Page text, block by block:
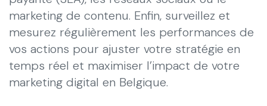
marketing de contenu. Enfin, surveillez et
mesurez régulièrement les performances de
vos actions pour ajuster votre stratégie en
temps réel et maximiser l’impact de votre
marketing digital en Belgique.